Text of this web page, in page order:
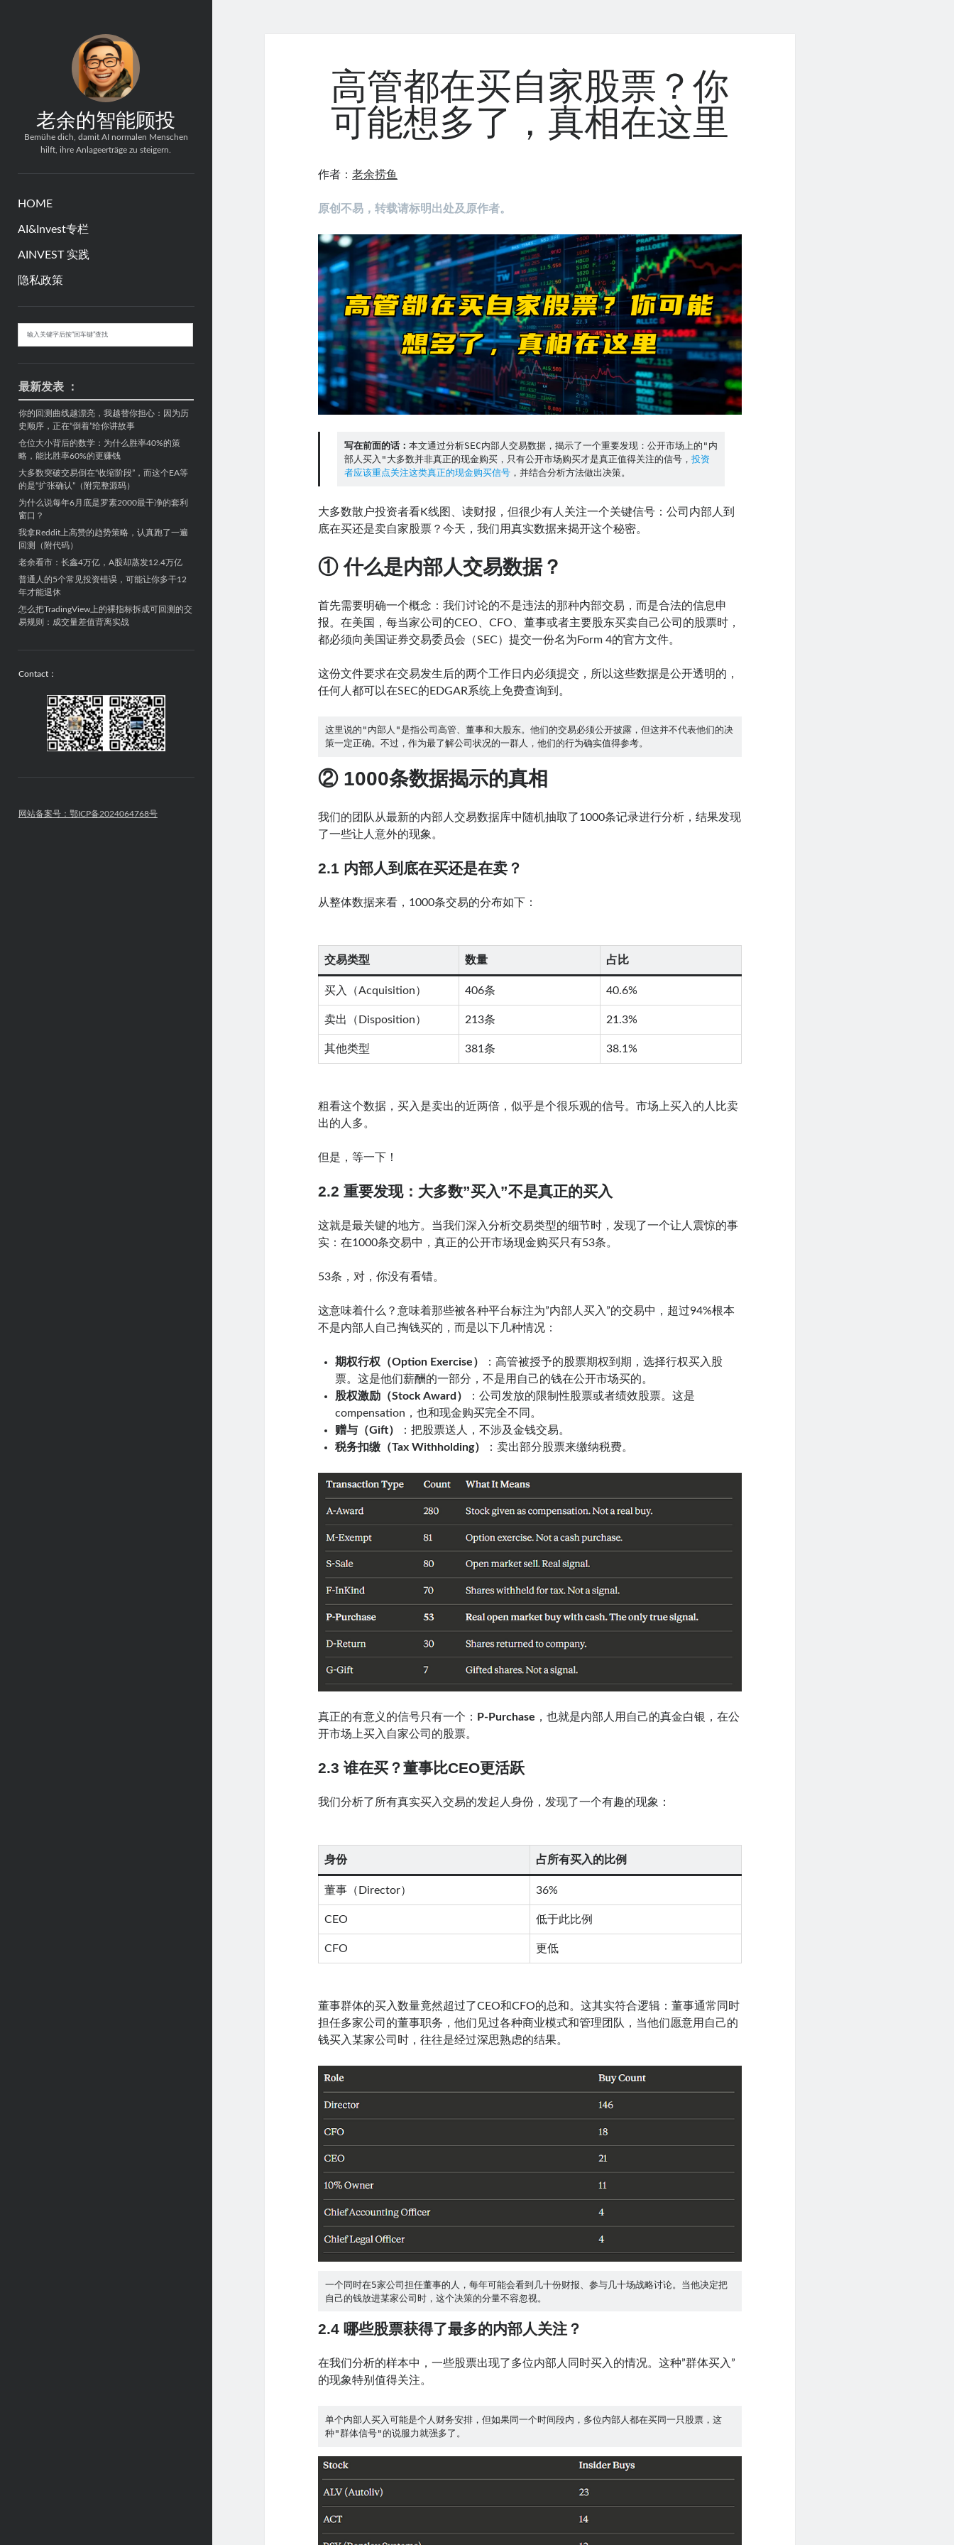
老余的智能顾投
Bemühe dich, damit AI normalen Menschen
hilft, ihre Anlageerträge zu steigern.
HOME
AI&Invest专栏
AINVEST 实践
隐私政策
Sidebar
最新发表 ：
你的回测曲线越漂亮，我越替你担心：因为历
史顺序，正在“倒着”给你讲故事
仓位大小背后的数学：为什么胜率40%的策
略，能比胜率60%的更赚钱
大多数突破交易倒在“收缩阶段”，而这个EA等
的是“扩张确认”（附完整源码）
为什么说每年6月底是罗素2000最干净的套利
窗口？
我拿Reddit上高赞的趋势策略，认真跑了一遍
回测（附代码）
老余看市：长鑫4万亿，A股却蒸发12.4万亿
普通人的5个常见投资错误，可能让你多干12
年才能退休
怎么把TradingView上的裸指标拆成可回测的交
易规则：成交量差值背离实战
Contact：
网站备案号：鄂ICP备2024064768号
高管都在买自家股票？你
可能想多了，真相在这里
作者：老余捞鱼
原创不易，转载请标明出处及原作者。
写在前面的话： 本文通过分析SEC内部人交易数据，揭示了一个重要发现：公开市场上的"内
部人买入"大多数并非真正的现金购买，只有公开市场购买才是真正值得关注的信号， 投资
者应该重点关注这类真正的现金购买信号，并结合分析方法做出决策。
大多数散户投资者看K线图、读财报，但很少有人关注一个关键信号：公司内部人到
底在买还是卖自家股票？今天，我们用真实数据来揭开这个秘密。
① 什么是内部人交易数据？
首先需要明确一个概念：我们讨论的不是违法的那种内部交易，而是合法的信息申
报。在美国，每当家公司的CEO、CFO、董事或者主要股东买卖自己公司的股票时，
都必须向美国证券交易委员会（SEC）提交一份名为Form 4的官方文件。
这份文件要求在交易发生后的两个工作日内必须提交，所以这些数据是公开透明的，
任何人都可以在SEC的EDGAR系统上免费查询到。
这里说的"内部人"是指公司高管、董事和大股东。他们的交易必须公开披露，但这并不代表他们的决
策一定正确。不过，作为最了解公司状况的一群人，他们的行为确实值得参考。
② 1000条数据揭示的真相
我们的团队从最新的内部人交易数据库中随机抽取了1000条记录进行分析，结果发现
了一些让人意外的现象。
2.1 内部人到底在买还是在卖？
从整体数据来看，1000条交易的分布如下：
交易类型 数量 占比
买入（Acquisition） 406条 40.6%
卖出（Disposition） 213条 21.3%
其他类型 381条 38.1%
粗看这个数据，买入是卖出的近两倍，似乎是个很乐观的信号。市场上买入的人比卖
出的人多。
但是，等一下！
2.2 重要发现：大多数”买入”不是真正的买入
这就是最关键的地方。当我们深入分析交易类型的细节时，发现了一个让人震惊的事
实：在1000条交易中，真正的公开市场现金购买只有53条。
53条，对，你没有看错。
这意味着什么？意味着那些被各种平台标注为”内部人买入”的交易中，超过94%根本
不是内部人自己掏钱买的，而是以下几种情况：
期权行权（Option Exercise）
：高管被授予的股票期权到期，选择行权买入股
票。这是他们薪酬的一部分，不是用自己的钱在公开市场买的。
股权激励（Stock Award）
：公司发放的限制性股票或者绩效股票。这是
compensation，也和现金购买完全不同。
赠与（Gift）
：把股票送人，不涉及金钱交易。
税务扣缴（Tax Withholding）
：卖出部分股票来缴纳税费。
真正的有意义的信号只有一个： P-Purchase ，也就是内部人用自己的真金白银，在公
开市场上买入自家公司的股票。
2.3 谁在买？董事比CEO更活跃
我们分析了所有真实买入交易的发起人身份，发现了一个有趣的现象：
身份 占所有买入的比例
董事（Director） 36%
CEO 低于此比例
CFO 更低
董事群体的买入数量竟然超过了CEO和CFO的总和。这其实符合逻辑：董事通常同时
担任多家公司的董事职务，他们见过各种商业模式和管理团队，当他们愿意用自己的
钱买入某家公司时，往往是经过深思熟虑的结果。
一个同时在5家公司担任董事的人，每年可能会看到几十份财报、参与几十场战略讨论。当他决定把
自己的钱放进某家公司时，这个决策的分量不容忽视。
2.4 哪些股票获得了最多的内部人关注？
在我们分析的样本中，一些股票出现了多位内部人同时买入的情况。这种”群体买入”
的现象特别值得关注。
单个内部人买入可能是个人财务安排，但如果同一个时间段内，多位内部人都在买同一只股票，这
种"群体信号"的说服力就强多了。